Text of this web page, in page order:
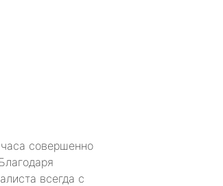
совершенно
всегда с